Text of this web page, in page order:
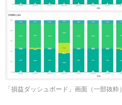
「損益ダッシュボード」画面（一部抜粋）